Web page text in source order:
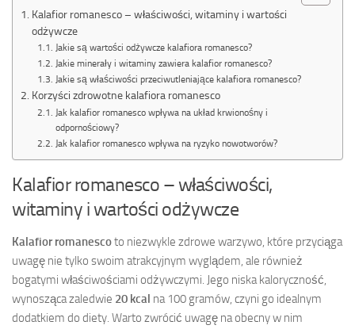
Kalafior romanesco – właściwości, witaminy i wartości
odżywcze
Jakie są wartości odżywcze kalafiora romanesco?
Jakie minerały i witaminy zawiera kalafior romanesco?
Jakie są właściwości przeciwutleniające kalafiora romanesco?
Korzyści zdrowotne kalafiora romanesco
Jak kalafior romanesco wpływa na układ krwionośny i
odpornościowy?
Jak kalafior romanesco wpływa na ryzyko nowotworów?
Kalafior romanesco – właściwości,
witaminy i wartości odżywcze
Kalafior romanescoto niezwykle zdrowe warzywo, które przyciąga
uwagę nie tylko swoim atrakcyjnym wyglądem, ale również
bogatymi właściwościami odżywczymi. Jego niska kaloryczność,
wynosząca zaledwie 20 kcal na 100 gramów, czyni go idealnym
dodatkiem do diety. Warto zwrócić uwagę na obecny w nim